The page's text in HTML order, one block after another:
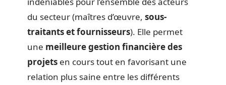
du secteur (maîtres d’œuvre, sous-
traitants et fournisseurs). Elle permet
une meilleure gestion financière des
projets en cours tout en favorisant une
relation plus saine entre les différents